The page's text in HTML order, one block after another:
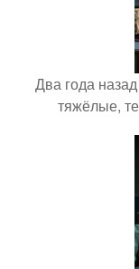
Два года
тяжёлые,